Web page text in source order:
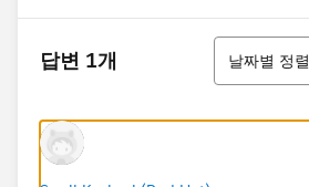
답변 1개
정렬
날짜별 정렬